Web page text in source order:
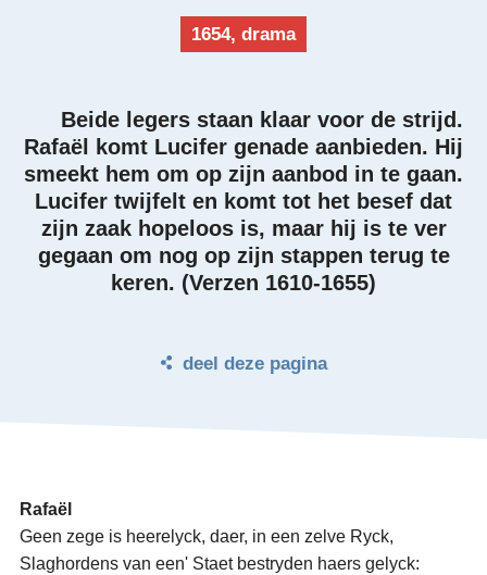
1654, drama
Beide legers staan klaar voor de strijd.
Rafaël komt Lucifer genade aanbieden. Hij
smeekt hem om op zijn aanbod in te gaan.
Lucifer twijfelt en komt tot het besef dat
zijn zaak hopeloos is, maar hij is te ver
gegaan om nog op zijn stappen terug te
keren. (Verzen 1610-1655)
deel deze pagina
Rafaël
Geen zege is heerelyck, daer, in een zelve Ryck,
Slaghordens van een' Staet bestryden haers gelyck: